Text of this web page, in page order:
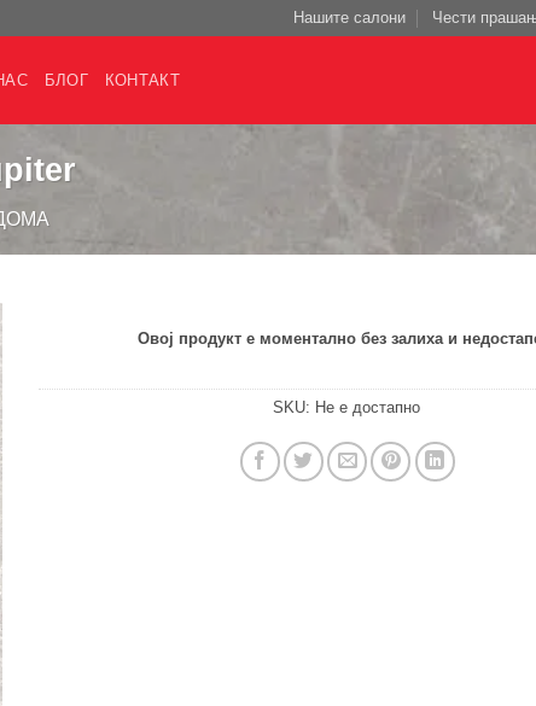
Нашите салони Чести
БЛОГ КОНТАКТ
Овој продукт е моментално без залиха и
SKU: Не е достапно